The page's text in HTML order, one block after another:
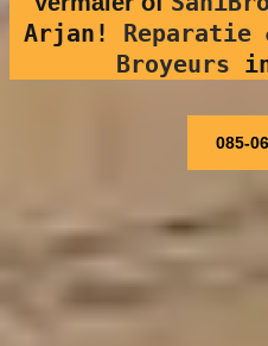
Arjan!
Broyeurs
085-